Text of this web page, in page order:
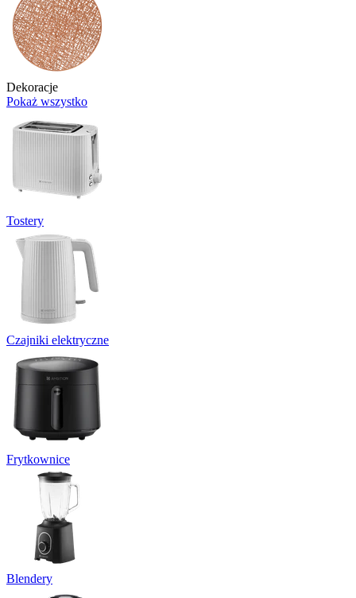
Dekoracje
Pokaż wszystko
Tostery
Czajniki elektryczne
Frytkownice
Blendery